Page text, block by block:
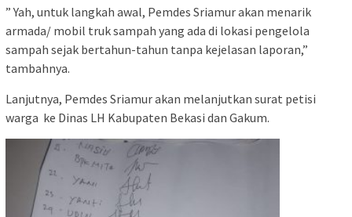
” Yah, untuk langkah awal, Pemdes Sriamur akan menarik
armada/ mobil truk sampah yang ada di lokasi pengelola
sampah sejak bertahun-tahun tanpa kejelasan laporan,”
tambahnya.
Lanjutnya, Pemdes Sriamur akan melanjutkan surat petisi
warga ke Dinas LH Kabupaten Bekasi dan Gakum.